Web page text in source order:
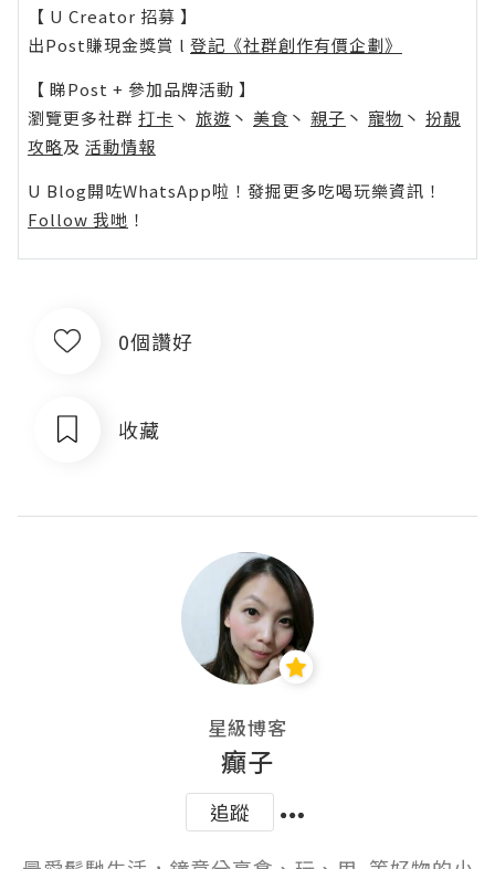
【 U Creator 招募 】
出Post賺現金獎賞 l 登記《社群創作有價企劃》
【 睇Post + 參加品牌活動 】
瀏覽更多社群 打卡 丶 旅遊 丶 美食 丶 親子 丶 寵物 丶 扮靚
攻略及 活動情報
U Blog開咗WhatsApp啦！發掘更多吃喝玩樂資訊！
Follow 我哋 ！
0個讚好
收藏
星級博客
癲子
追蹤